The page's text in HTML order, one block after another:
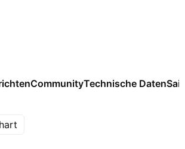
CommunityTechnische Daten